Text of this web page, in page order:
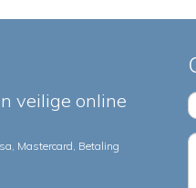
veilige online
Mastercard, Betaling